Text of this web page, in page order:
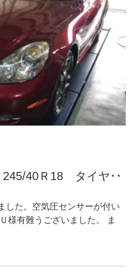
40Ｒ18 タイヤ･･
た。空気圧センサーが付い
様有難うございました。 ま